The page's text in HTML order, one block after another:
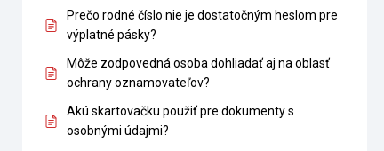
Prečo rodné číslo nie je dostatočným heslom pre
výplatné pásky?
Môže zodpovedná osoba dohliadať aj na oblasť
ochrany oznamovateľov?
Akú skartovačku použiť pre dokumenty s
osobnými údajmi?